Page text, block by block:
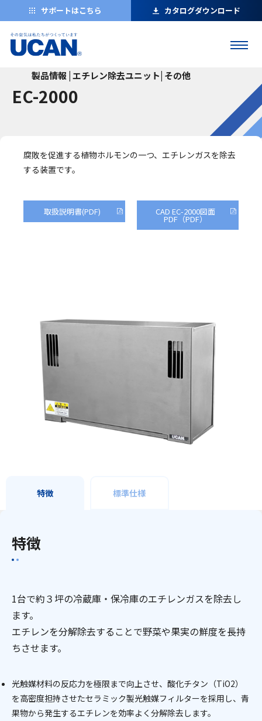
サポートはこちら カタログダウンロード
製品情報 | エチレン除去ユニット| その他
EC-2000
腐敗を促進する植物ホルモンの一つ、エチレンガスを除去
する装置です。
取扱説明書(PDF) CAD EC-2000図面
PDF（PDF）
特徴 標準仕様
特徴
1台で約３坪の冷蔵庫・保冷庫のエチレンガスを除去し
ます。
エチレンを分解除去することで野菜や果実の鮮度を長持
ちさせます。
光触媒材料の反応力を極限まで向上させ、酸化チタン（TiO2）
を高密度担持させたセラミック製光触媒フィルターを採用し、青
果物から発生するエチレンを効率よく分解除去します。